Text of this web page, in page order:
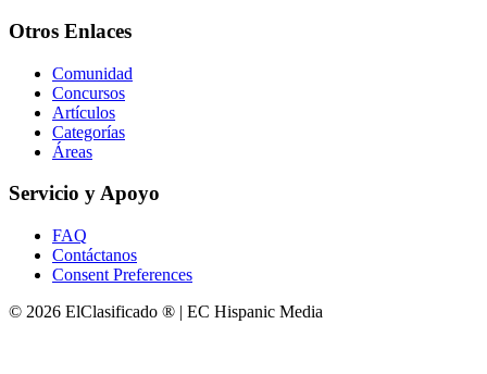
Otros Enlaces
Comunidad
Concursos
Artículos
Categorías
Áreas
Servicio y Apoyo
FAQ
Contáctanos
Consent Preferences
© 2026 ElClasificado ® | EC Hispanic Media